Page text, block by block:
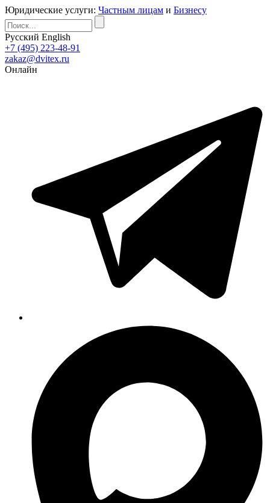
Юридические услуги: Частным лицам и Бизнесу
Русский English
+7 (495) 223-48-91
zakaz@dvitex.ru
Онлайн